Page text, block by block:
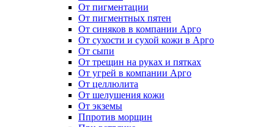
От пигментации
От пигментных пятен
От синяков в компании Арго
От сухости и сухой кожи в Арго
От сыпи
От трещин на руках и пятках
От угрей в компании Арго
От целлюлита
От шелушения кожи
От экземы
Ппротив морщин